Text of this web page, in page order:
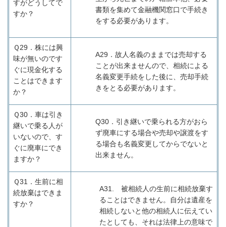
すがどうしてで
すか？
書類を集めて金融機関窓口で手続き
をする必要があります。
Ｑ29． 株には興
味が無いのです
ぐに現金化する
ことはできます
か？
A29 ．故人名義のままでは売却する
ことが出来ませんので、相続による
名義変更手続をした後に、売却手続
きをとる必要があります。
Ｑ30． 車は引き
継いで乗る人が
いないので、す
ぐに廃車にでき
ますか？
Q30 ．引き継いで乗られる方がおら
ず廃車にする場合や売却や譲渡をす
る場合も名義変更してからでないと
出来ません。
Ｑ31． 生前に相
続放棄はできま
すか？
A31.
被相続人の生前に相続放棄す
ることはできません。自分は遺産を
相続しないと他の相続人に伝えてい
たとしても、それは法律上の意味で